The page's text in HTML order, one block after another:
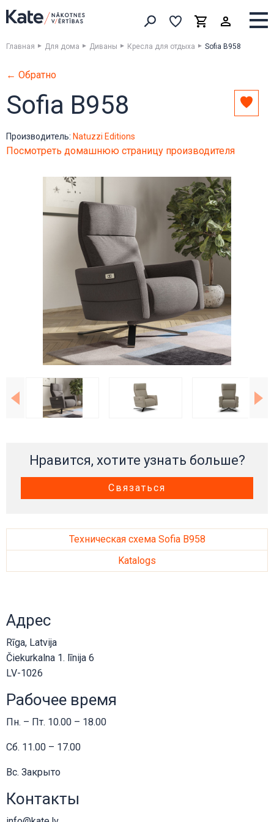
Искать товары
ВыборкаКорзинаВыборка
Главная Для дома Диваны Кресла для отдыха Sofia B958
← Обратно
Sofia B958
Производитель: Natuzzi Editions
Посмотреть домашнюю страницу производителя
Нравится, хотите узнать больше?
Связаться
Техническая схема Sofia B958
Katalogs
Адрес
Rīga, Latvija
Čiekurkalna 1. līnija 6
LV-1026
Рабочее время
Пн. – Пт. 10.00 – 18.00
Сб. 11.00 – 17.00
Вс. Закрыто
Контакты